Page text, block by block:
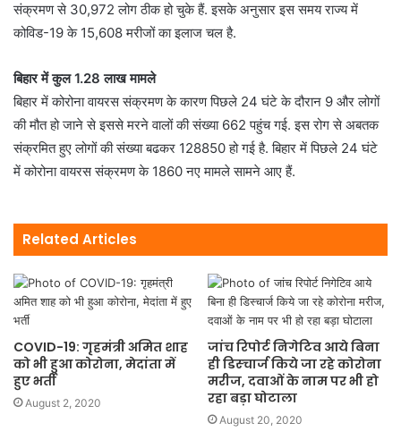
संक्रमण से 30,972 लोग ठीक हो चुके हैं. इसके अनुसार इस समय राज्य में
कोविड-19 के 15,608 मरीजों का इलाज चल है.
बिहार में कुल 1.28 लाख मामले
बिहार में कोरोना वायरस संक्रमण के कारण पिछले 24 घंटे के दौरान 9 और लोगों
की मौत हो जाने से इससे मरने वालों की संख्या 662 पहुंच गई. इस रोग से अबतक
संक्रमित हुए लोगों की संख्या बढकर 128850 हो गई है. बिहार में पिछले 24 घंटे
में कोरोना वायरस संक्रमण के 1860 नए मामले सामने आए हैं.
Related Articles
COVID-19: गृहमंत्री अमित शाह
को भी हुआ कोरोना, मेदांता में
हुए भर्ती
August 2, 2020
जांच रिपोर्ट निगेटिव आये बिना
ही डिस्चार्ज किये जा रहे कोरोना
मरीज, दवाओं के नाम पर भी हो
रहा बड़ा घोटाला
August 20, 2020